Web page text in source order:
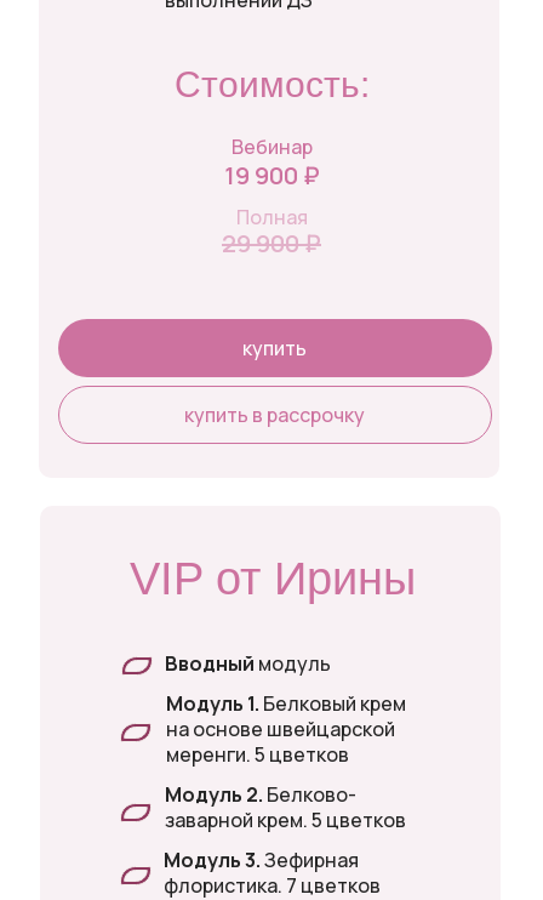
VIP от Ирины
Модуль 1. Белковый крем
на основе швейцарской
меренги. 5 цветков
Модуль 2. Белково-
заварной крем. 5 цветков
Модуль 3.Зефирная
флористика. 7 цветков
Вводный модуль
купить
купить в рассрочку
Стоимость:
Вебинар
19 900 ₽
Полная
29 900 ₽